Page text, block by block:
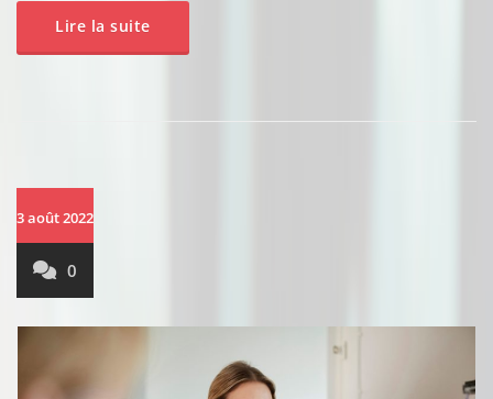
Lire la suite
3 août 2022
0